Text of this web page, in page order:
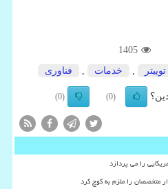
1405
توییتر خدمات فناوری
(0)
(0)
را می پردازد
متخصصان را ملزم به کوچ کرد